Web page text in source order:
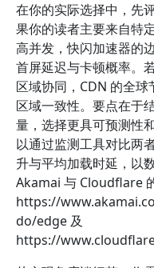
在你的实际选择中，先
果你的读者主要来自特
高并发，快闪加速器的
首屏延迟与卡顿概率。
区域协同，CDN 的全
区域一致性。要点在于
量，选择更具可预测性
以通过监测工具对比两
升与平均加载时延，以
Akamai 与 Cloudflare
https://
do/edge 及
https://